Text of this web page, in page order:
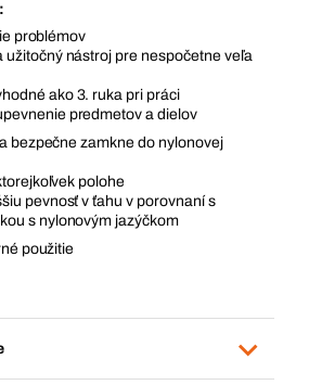
problémov
užitočný nástroj pre nespočetne veľa
ako 3. ruka pri práci
predmetov a dielov
bezpečne zamkne do nylonovej
polohe
pevnosť v ťahu v porovnaní s
s nylonovým jazýčkom
použitie